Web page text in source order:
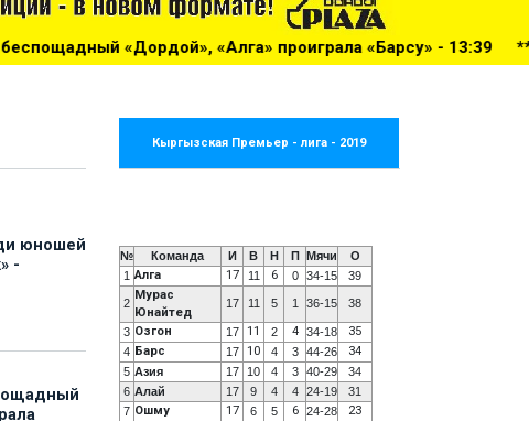
«Алга» проиграла «Барсу» - 13:39 ***Жогорку Лига-
юношей
-
Кыргызская Премьер - лига - 2019
№ Команда И В Н П Мячи
О
1 Алга 17 11 6 0 34-15 39
2
Мурас
Юнайтед
17 11 5 1 36-15 38
3 Озгон 17 11 2 4 34-18 35
4 Барс 17 10 4 3 44-26 34
5 Азия 17 10 4 3 40-29
34
6 Алай 17 9 4 4 24-19
31
7 Ошму 17 6 5 6 24-28 23